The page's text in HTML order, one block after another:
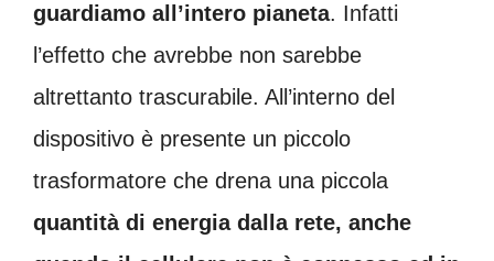
guardiamo all’intero pianeta. Infatti
l’effetto che avrebbe non sarebbe
altrettanto trascurabile. All’interno del
dispositivo è presente un piccolo
trasformatore che drena una piccola
quantità di energia dalla rete, anche